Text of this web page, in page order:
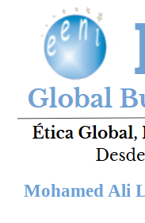
Mohamed Ali